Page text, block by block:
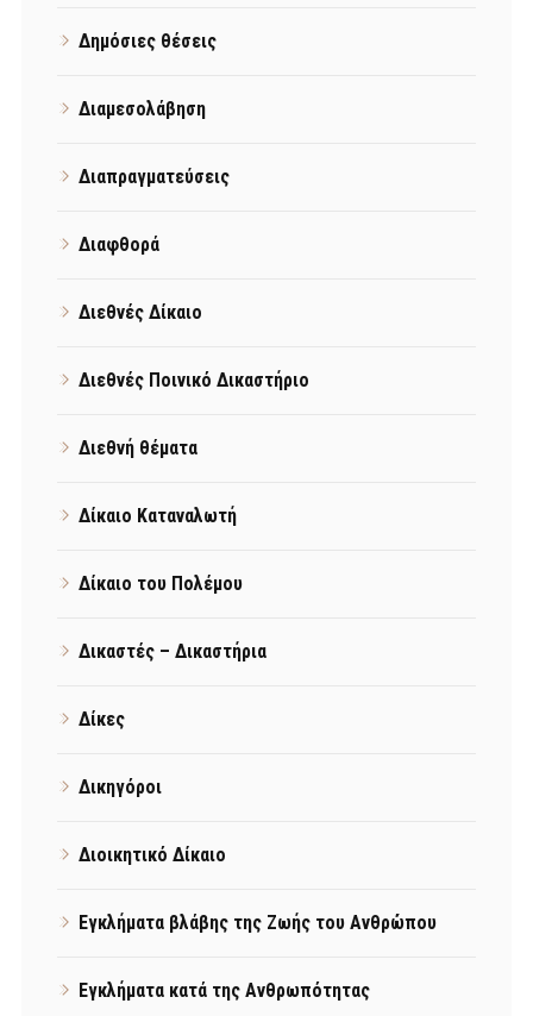
Δημόσιες θέσεις
Διαμεσολάβηση
Διαπραγματεύσεις
Διαφθορά
Διεθνές Δίκαιο
Διεθνές Ποινικό Δικαστήριο
Διεθνή θέματα
Δίκαιο Καταναλωτή
Δίκαιο του Πολέμου
Δικαστές – Δικαστήρια
Δίκες
Δικηγόροι
Διοικητικό Δίκαιο
Εγκλήματα βλάβης της Ζωής του Ανθρώπου
Εγκλήματα κατά της Ανθρωπότητας